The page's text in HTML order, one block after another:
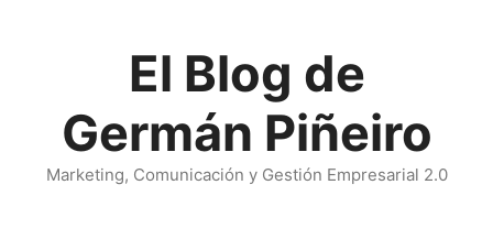
El Blog de
Germán Piñeiro
Marketing, Comunicación y Gestión Empresarial 2.0